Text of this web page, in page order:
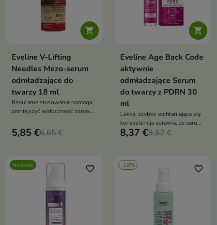

Eveline V-Lifting
Needles Mezo-serum
odmładzające do
twarzy 18 ml
Regularne stosowanie pomaga
zmniejszyć widoczność oznak
wygląd cery.
5,85 €6,65 €

Eveline Age Back Code
aktywnie
odmładzające Serum
do twarzy z PDRN 30
ml
Lekka, szybko wchłaniająca się
konsystencja sprawia, że serum
doskonale uzupełnia codzienną
8,37 €9,52 €
Nowość favorite_border -18% favorite_border